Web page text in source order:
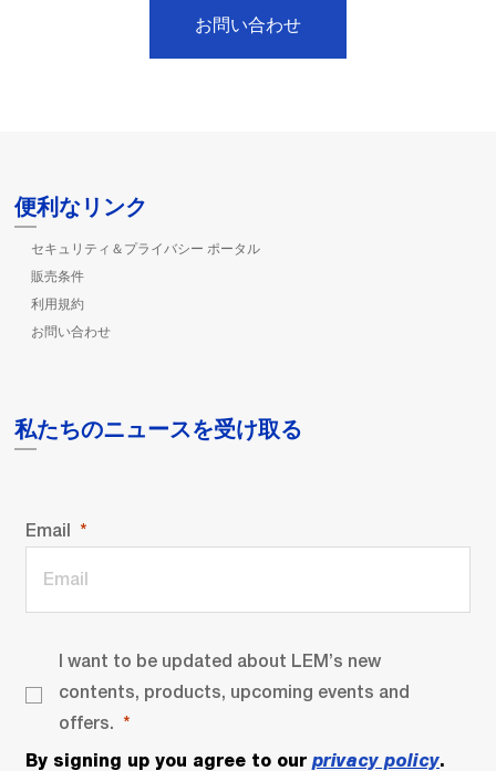
お問い合わせ
便利なリンク
セキュリティ＆プライバシー ポータル
販売条件
利用規約
お問い合わせ
私たちのニュースを受け取る
Email
I want to be updated about LEM’s new
contents, products, upcoming events and
offers.
By signing up you agree to our privacy policy.